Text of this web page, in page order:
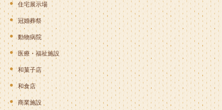
住宅展示場
冠婚葬祭
動物病院
医療・福祉施設
和菓子店
和食店
商業施設